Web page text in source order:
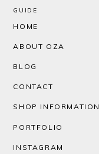
GUIDE
HOME
ABOUT OZA
BLOG
CONTACT
SHOP INFORMATION
PORTFOLIO
INSTAGRAM